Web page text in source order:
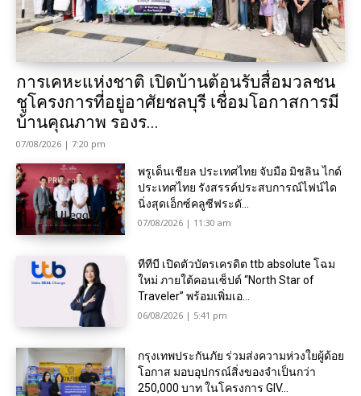
การเคหะแห่งชาติ เปิดบ้านต้อนรับสื่อมวลชน
ชูโครงการที่อยู่อาศัยชลบุรี เชื่อมโอกาสการมี
บ้านคุณภาพ รองร...
07/08/2026 | 7:20 pm
พรูเด็นเชียล ประเทศไทย จับมือ มิชลิน ไกด์
ประเทศไทย รังสรรค์ประสบการณ์ไฟน์ได
นิ่งสุดเอ็กซ์คลูซีฟระดั...
07/08/2026 | 11:30 am
ทีทีบี เปิดตัวบัตรเครดิต ttb absolute โฉม
ใหม่ ภายใต้คอนเซ็ปต์ “North Star of
Traveler” พร้อมเพิ่มเอ...
06/08/2026 | 5:41 pm
กรุงเทพประกันภัย ร่วมส่งความห่วงใยผู้ด้อย
โอกาส มอบอุปกรณ์สิ่งของจำเป็นกว่า
250,000 บาท ในโครงการ GIV...